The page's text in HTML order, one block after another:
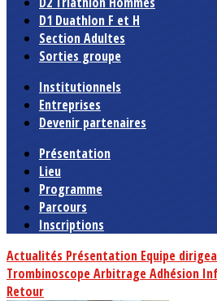
D1 Duathlon F et H
Section Adultes
Sorties groupe
Institutionnels
Entreprises
Devenir partenaires
Présentation
Lieu
Programme
Parcours
Inscriptions
Actualités Présentation Equipe
TrombinoscopeArbitrageAdhésion
Retour